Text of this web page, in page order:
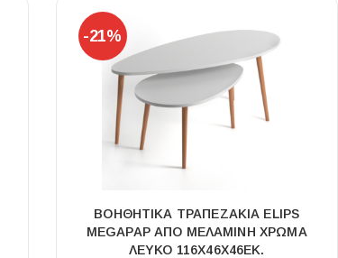
-21%
ΒΟΗΘΗΤΙΚΆ ΤΡΑΠΕΖΆΚΙΑ ELIPS
MEGAPAP ΑΠΌ ΜΕΛΑΜΊΝΗ ΧΡΏΜΑ
ΛΕΥΚΌ 116X46X46ΕΚ.